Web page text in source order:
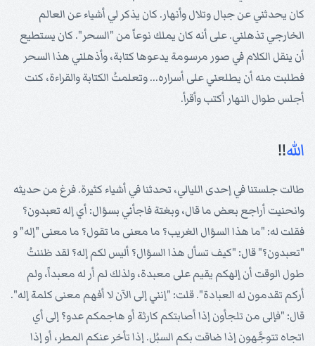
كان يحدثني عن جبال وتلال وأنهار. كان يذكر لي أشياء عن العالم
الخارجي تذهلني. على أنه كان يملك نوعاً من "السحر". كان يستطيع
أن ينقل الكلام في صور مرسومة يدعوها كتابة، وأذهلني هذا السحر
فطلبت منه أن يطلعني على أسراره... وتعلمتُ الكتابة والقراءة، كنت
أجلس طوال النهار أكتب وأقرأ.
الله!!
طالت جلستنا في إحدى الليالي، تحدثنا في أشياء كثيرة. فرغ من حديثه
وانحنيت أراجع بعض ما قال، وبغتة فاجأني بسؤال: أي إله تعبدون؟
فقلت له: "ما هذا السؤال الغريب؟ ما معنى ما تقول؟ ما معنى "إله" و
"تعبدون؟" قال: "كيف تسأل هذا السؤال؟ أليس لكم إله؟ لقد ظننتُ
طول الوقت أن إلهكم يقيم على معبدة، ولذلك لم أر له معبداً، ولم
أركم تقدمون له العبادة". قلت: "إنني إلى الآن لا أفهم معنى كلمة إله".
قال: "فإلى من تلجأون إذا أصابتكم كارثة أو هاجمكم عدو؟ إلى أي
اتجاه تتوجَّهون إذا ضاقت بكم السبُل. إذا تأخر عنكم المطر، أو إذا